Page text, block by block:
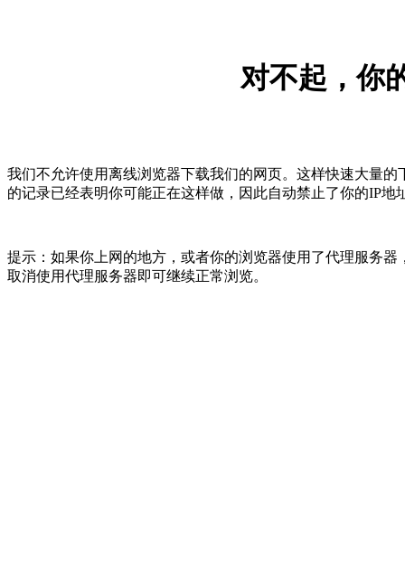
对不起，你
我们不允许使用离线浏览器下载我们的网页。这样快速大量
的记录已经表明你可能正在这样做，因此自动禁止了你的IP
提示：如果你上网的地方，或者你的浏览器使用了代理服务
取消使用代理服务器即可继续正常浏览。